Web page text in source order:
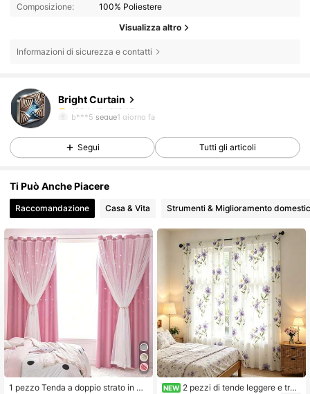
Composizione:
100% Poliestere
Visualizza altro
Informazioni di sicurezza e contatti
Bright Curtain
119 Follower
4.88 119 Follower
4.88
119 Follower
b***5 segue1 giorno fa
4.88 119 Follower
4.88 119 Follower
4.88 119 Follower
119 Follower
Segui Tutti gli articoli
Ti Può Anche Piacere
Raccomandazione Casa & Vita Strumenti & Miglioramento
1 pezzo Tenda a doppio strato in vo
NEW 2 pezzi di tende leggere e tras